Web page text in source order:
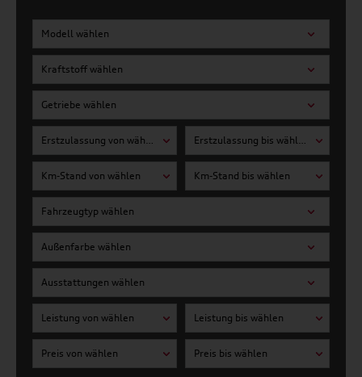
Modell wählen
Kraftstoff wählen
Getriebe wählen
Erstzulassung von wählen Erstzulassung bis wählen
Km-Stand von wählen Km-Stand bis wählen
Fahrzeugtyp wählen
Außenfarbe wählen
Ausstattungen wählen
Leistung von wählen Leistung bis wählen
Preis von wählen Preis bis wählen